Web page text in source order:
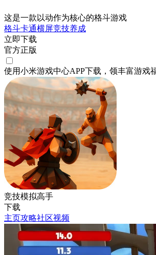
这是一款以动作为核心的格斗游戏
格斗卡通横屏竞技养成
立即下载
官方正版
使用小米游戏中心APP下载 ，领丰富游戏
竞技模拟高手
下载
主页攻略社区视频